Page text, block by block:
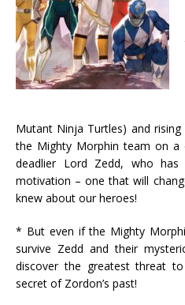
Mutant Ninja Turtles) and
the Mighty Morphin team on a
deadlier Lord Zedd, who
motivation – one that will
knew about our heroes!
* But even if the Mighty
survive Zedd and their
discover the greatest threat
secret of Zordon’s past!